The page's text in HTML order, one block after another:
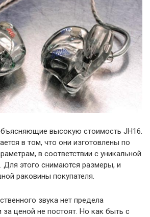
высокую стоимость JH16.
в том, что они изготовлены по
в соответствии с уникальной
этого снимаются размеры, и
раковины покупателя.
звука нет предела
за ценой не постоят. Но как быть с